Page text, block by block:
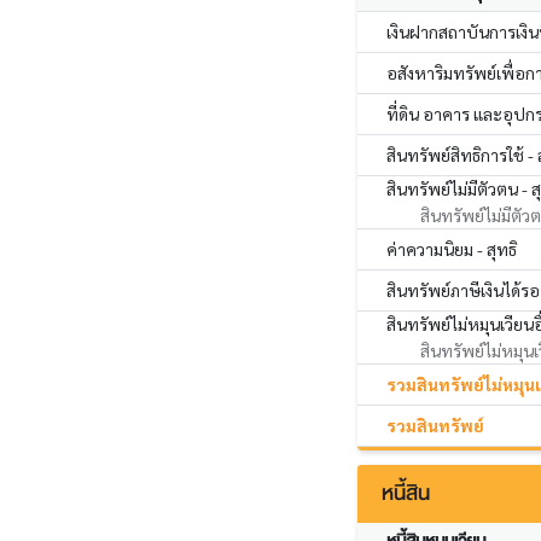
เงินฝากสถาบันการเงิ
อสังหาริมทรัพย์เพื่อก
ที่ดิน อาคาร และอุปก
สินทรัพย์สิทธิการใช้ -
สินทรัพย์ไม่มีตัวตน -
สินทรัพย์ไม่มีตัว
ค่าความนิยม - สุทธิ
สินทรัพย์ภาษีเงินได้
สินทรัพย์ไม่หมุนเวียน
สินทรัพย์ไม่หมุน
รวมสินทรัพย์ไม่หมุน
รวมสินทรัพย์
หนี้สิน